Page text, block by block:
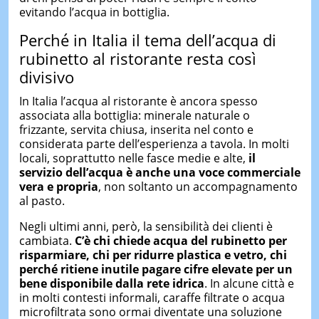
evitando l’acqua in bottiglia.
Perché in Italia il tema dell’acqua di
rubinetto al ristorante resta così
divisivo
In Italia l’acqua al ristorante è ancora spesso
associata alla bottiglia: minerale naturale o
frizzante, servita chiusa, inserita nel conto e
considerata parte dell’esperienza a tavola. In molti
locali, soprattutto nelle fasce medie e alte, il
servizio dell’acqua è anche una voce commerciale
vera e propria, non soltanto un accompagnamento
al pasto.
Negli ultimi anni, però, la sensibilità dei clienti è
cambiata. C’è chi chiede acqua del rubinetto per
risparmiare, chi per ridurre plastica e vetro, chi
perché ritiene inutile pagare cifre elevate per un
bene disponibile dalla rete idrica. In alcune città e
in molti contesti informali, caraffe filtrate o acqua
microfiltrata sono ormai diventate una soluzione